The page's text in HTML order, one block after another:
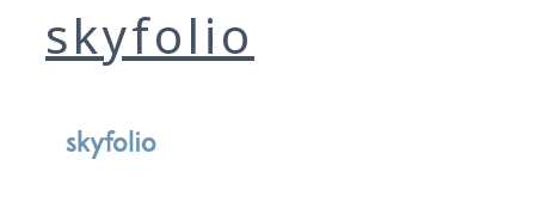
skyfolio